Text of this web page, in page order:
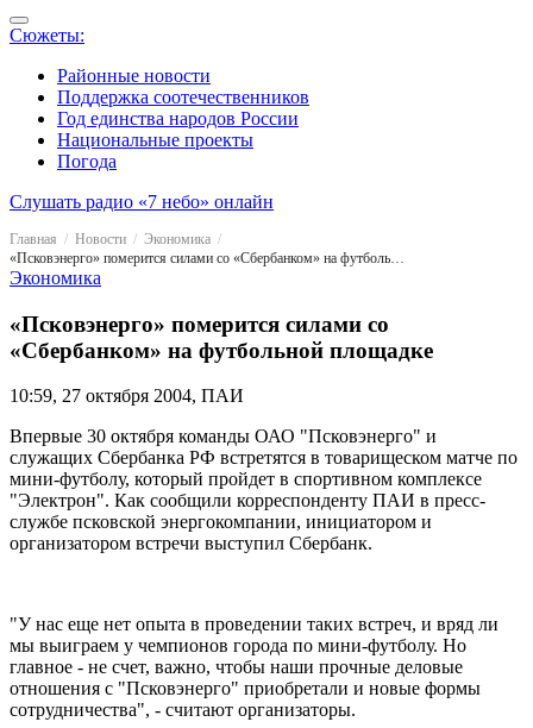
Сюжеты:
Районные новости
Поддержка соотечественников
Год единства народов России
Национальные проекты
Погода
Слушать радио «7 небо» онлайн
Главная Новости
Экономика
«Псковэнерго» померится силами со «Сбербанком» на футбольной площадке
Экономика
«Псковэнерго» померится силами со
«Сбербанком» на футбольной площадке
10:59, 27 октября 2004, ПАИ
Впервые 30 октября команды ОАО "Псковэнерго" и
служащих Сбербанка РФ встретятся в товарищеском матче по
мини-футболу, который пройдет в спортивном комплексе
"Электрон". Как сообщили корреспонденту ПАИ в пресс-
службе псковской энергокомпании, инициатором и
организатором встречи выступил Сбербанк.
"У нас еще нет опыта в проведении таких встреч, и вряд ли
мы выиграем у чемпионов города по мини-футболу. Но
главное - не счет, важно, чтобы наши прочные деловые
отношения с "Псковэнерго" приобретали и новые формы
сотрудничества", - считают организаторы.